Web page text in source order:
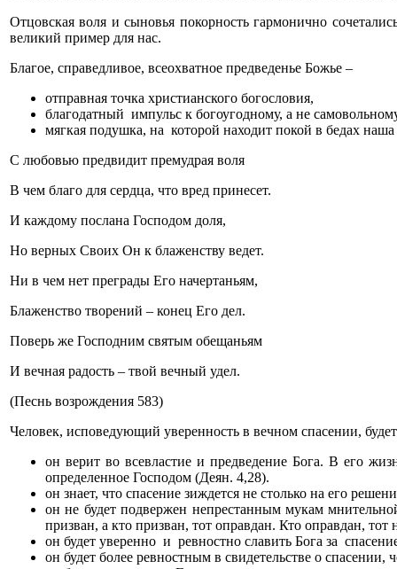
Отцовская воля и сыновья покорность гармонично
великий пример для нас.
Благое, справедливое, всеохватное предведенье Божье –
отправная точка христианского богословия,
благодатный импульс к богоугодному, а не
мягкая подушка, на которой находит покой в бедах
С любовью предвидит премудрая воля
В чем благо для сердца, что вред принесет.
И каждому послана Господом доля,
Но верных Своих Он к блаженству ведет.
Ни в чем нет преграды Его начертаньям,
Блаженство творений – конец Его дел.
Поверь же Господним святым обещаньям
И вечная радость – твой вечный удел.
(Песнь возрождения 583)
Человек, исповедующий уверенность в вечном спасении,
он верит во всевластие и предведение Бога. В его
определенное Господом (Деян. 4,28).
он знает, что спасение зиждется не столько на его
он не будет подвержен непрестанным мукам
призван, а кто призван, тот оправдан. Кто оправдан,
он будет уверенно и ревностно славить Бога за
он будет более ревностным в свидетельстве о